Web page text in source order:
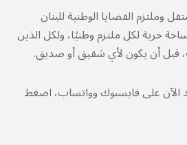
وملتزم القضايا الوطنية للبنان
حرية لكل ملتزم وطنيًا، ولكل الذين
قبل أن يكون لأي شقيق أو صديق.
الآن على فايسبوك وواتساب، اضغط